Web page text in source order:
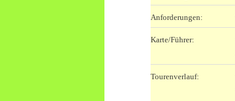
Anforderungen:
Karte/Führer:
Tourenverlauf: